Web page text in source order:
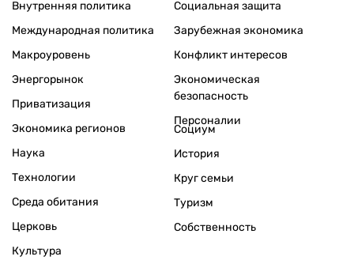
Внутренняя политика
Международная политика
Макроуровень
Энергорынок
Приватизация
Экономика регионов
Социальная защита
Зарубежная экономика
Конфликт интересов
Экономическая
безопасность
Персоналии
Наука
Технологии
Среда обитания
Церковь
Культура
Социум
История
Круг семьи
Туризм
Собственность